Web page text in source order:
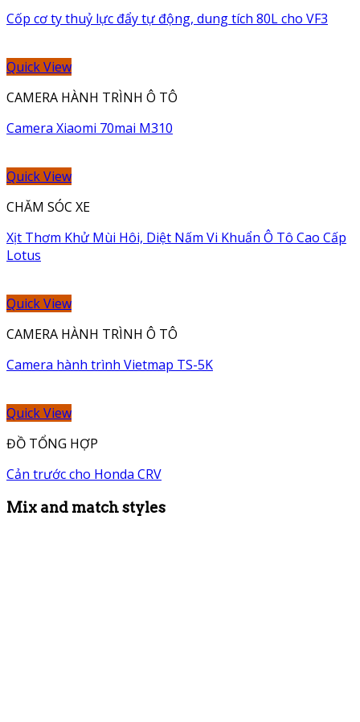
Cốp cơ ty thuỷ lực đẩy tự động, dung tích 80L cho VF3
Quick View
CAMERA HÀNH TRÌNH Ô TÔ
Camera Xiaomi 70mai M310
Quick View
CHĂM SÓC XE
Xịt Thơm Khử Mùi Hôi, Diệt Nấm Vi Khuẩn Ô Tô Cao Cấp
Lotus
Quick View
CAMERA HÀNH TRÌNH Ô TÔ
Camera hành trình Vietmap TS-5K
Quick View
ĐỒ TỔNG HỢP
Cản trước cho Honda CRV
Mix and match styles